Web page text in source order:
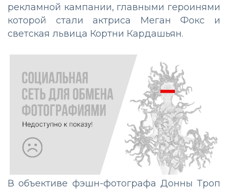
рекламной кампании, главными героинями
которой стали актриса Меган Фокс и
светская львица Кортни Кардашьян.
В объективе фэшн-фотографа Донны Троп